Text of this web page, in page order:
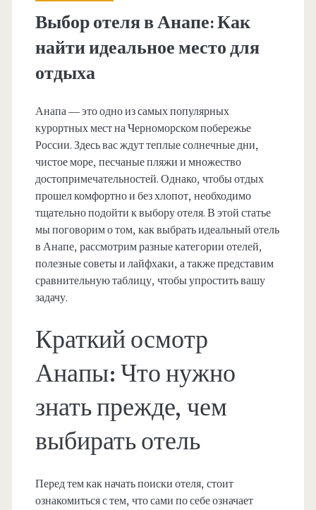
Выбор отеля в Анапе: Как
найти идеальное место для
отдыха
Анапа — это одно из самых популярных
курортных мест на Черноморском побережье
России. Здесь вас ждут теплые солнечные дни,
чистое море, песчаные пляжи и множество
достопримечательностей. Однако, чтобы отдых
прошел комфортно и без хлопот, необходимо
тщательно подойти к выбору отеля. В этой статье
мы поговорим о том, как выбрать идеальный отель
в Анапе, рассмотрим разные категории отелей,
полезные советы и лайфхаки, а также представим
сравнительную таблицу, чтобы упростить вашу
задачу.
Краткий осмотр
Анапы: Что нужно
знать прежде, чем
выбирать отель
Перед тем как начать поиски отеля, стоит
ознакомиться с тем, что сами по себе означает